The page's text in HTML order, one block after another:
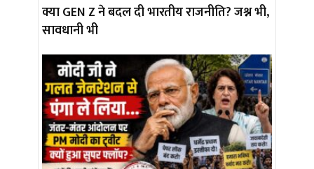
क्या GEN Z ने बदल दी भारतीय राजनीति? जश्न भी,
सावधानी भी